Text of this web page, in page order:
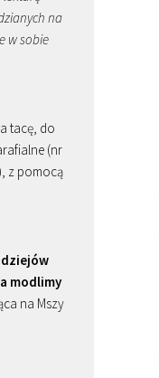
na
w sobie
tacę, do
(nr
z pomocą
modlimy
na Mszy